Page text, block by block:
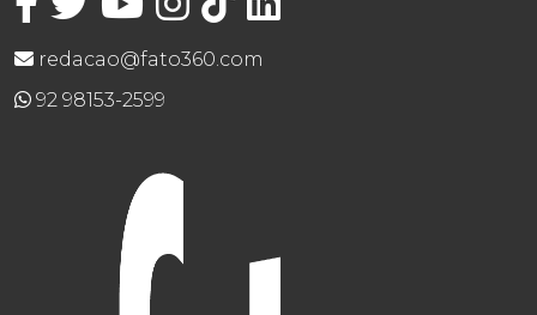
redacao@fato360.com
92 98153-2599